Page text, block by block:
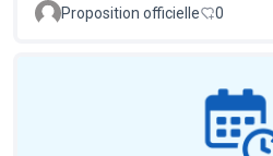
Proposition officielle 0